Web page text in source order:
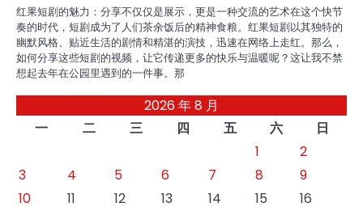
红果短剧的魅力：分享不仅仅是展示，更是一种交流的艺术在这个快节
奏的时代，短剧成为了人们茶余饭后的精神食粮。红果短剧以其独特的
幽默风格、贴近生活的剧情和精湛的演技，迅速在网络上走红。那么，
如何分享这些短剧的视频，让它传递更多的快乐与温暖呢？这让我不禁
想起去年在公园里遇到的一件事。那
2026 年 8 月
一
二 三 四 五 六
日
1
2
3
4 5 6 7 8
9
10
11 12 13 14 15
16